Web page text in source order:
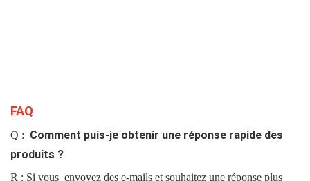
FAQ
Q : Comment puis-je obtenir une réponse rapide des
produits ?
R : Si vous envoyez des e-mails et souhaitez une réponse plus